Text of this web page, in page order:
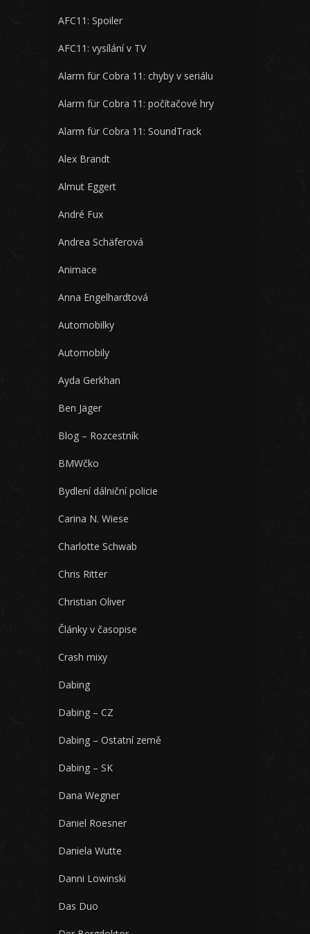
AFC11: Spoiler
AFC11: vysílání v TV
Alarm für Cobra 11: chyby v seriálu
Alarm für Cobra 11: počítačové hry
Alarm für Cobra 11: SoundTrack
Alex Brandt
Almut Eggert
André Fux
Andrea Schäferová
Animace
Anna Engelhardtová
Automobilky
Automobily
Ayda Gerkhan
Ben Jäger
Blog – Rozcestník
BMWčko
Bydlení dálniční policie
Carina N. Wiese
Charlotte Schwab
Chris Ritter
Christian Oliver
Články v časopise
Crash mixy
Dabing
Dabing – CZ
Dabing – Ostatní země
Dabing – SK
Dana Wegner
Daniel Roesner
Daniela Wutte
Danni Lowinski
Das Duo